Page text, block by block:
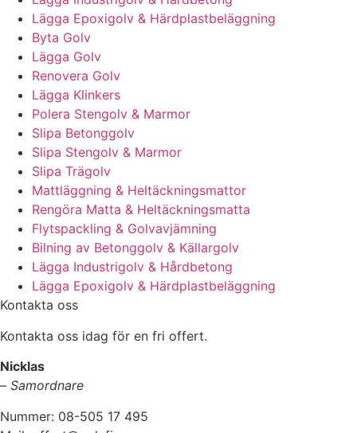
Lägga Epoxigolv & Härdplastbeläggning
Byta Golv
Lägga Golv
Renovera Golv
Lägga Klinkers
Polera Stengolv & Marmor
Slipa Betonggolv
Slipa Stengolv & Marmor
Slipa Trägolv
Mattläggning & Heltäckningsmattor
Rengöra Matta & Heltäckningsmatta
Flytspackling & Golvavjämning
Bilning av Betonggolv & Källargolv
Lägga Industrigolv & Hårdbetong
Lägga Epoxigolv & Härdplastbeläggning
Kontakta oss
Kontakta oss idag för en fri offert.
Nicklas
– Samordnare
Nummer: 08-505 17 495